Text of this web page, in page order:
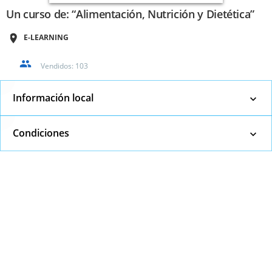
Un curso de: “Alimentación, Nutrición y Dietética”
E-LEARNING
Vendidos: 103
Información local
Condiciones